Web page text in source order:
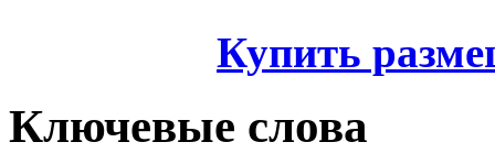
Купить
Ключевые слова